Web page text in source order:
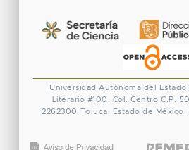
Universidad Autónoma del Estado
Literario #100. Col. Centro C.P.
2262300 Toluca, Estado de México.